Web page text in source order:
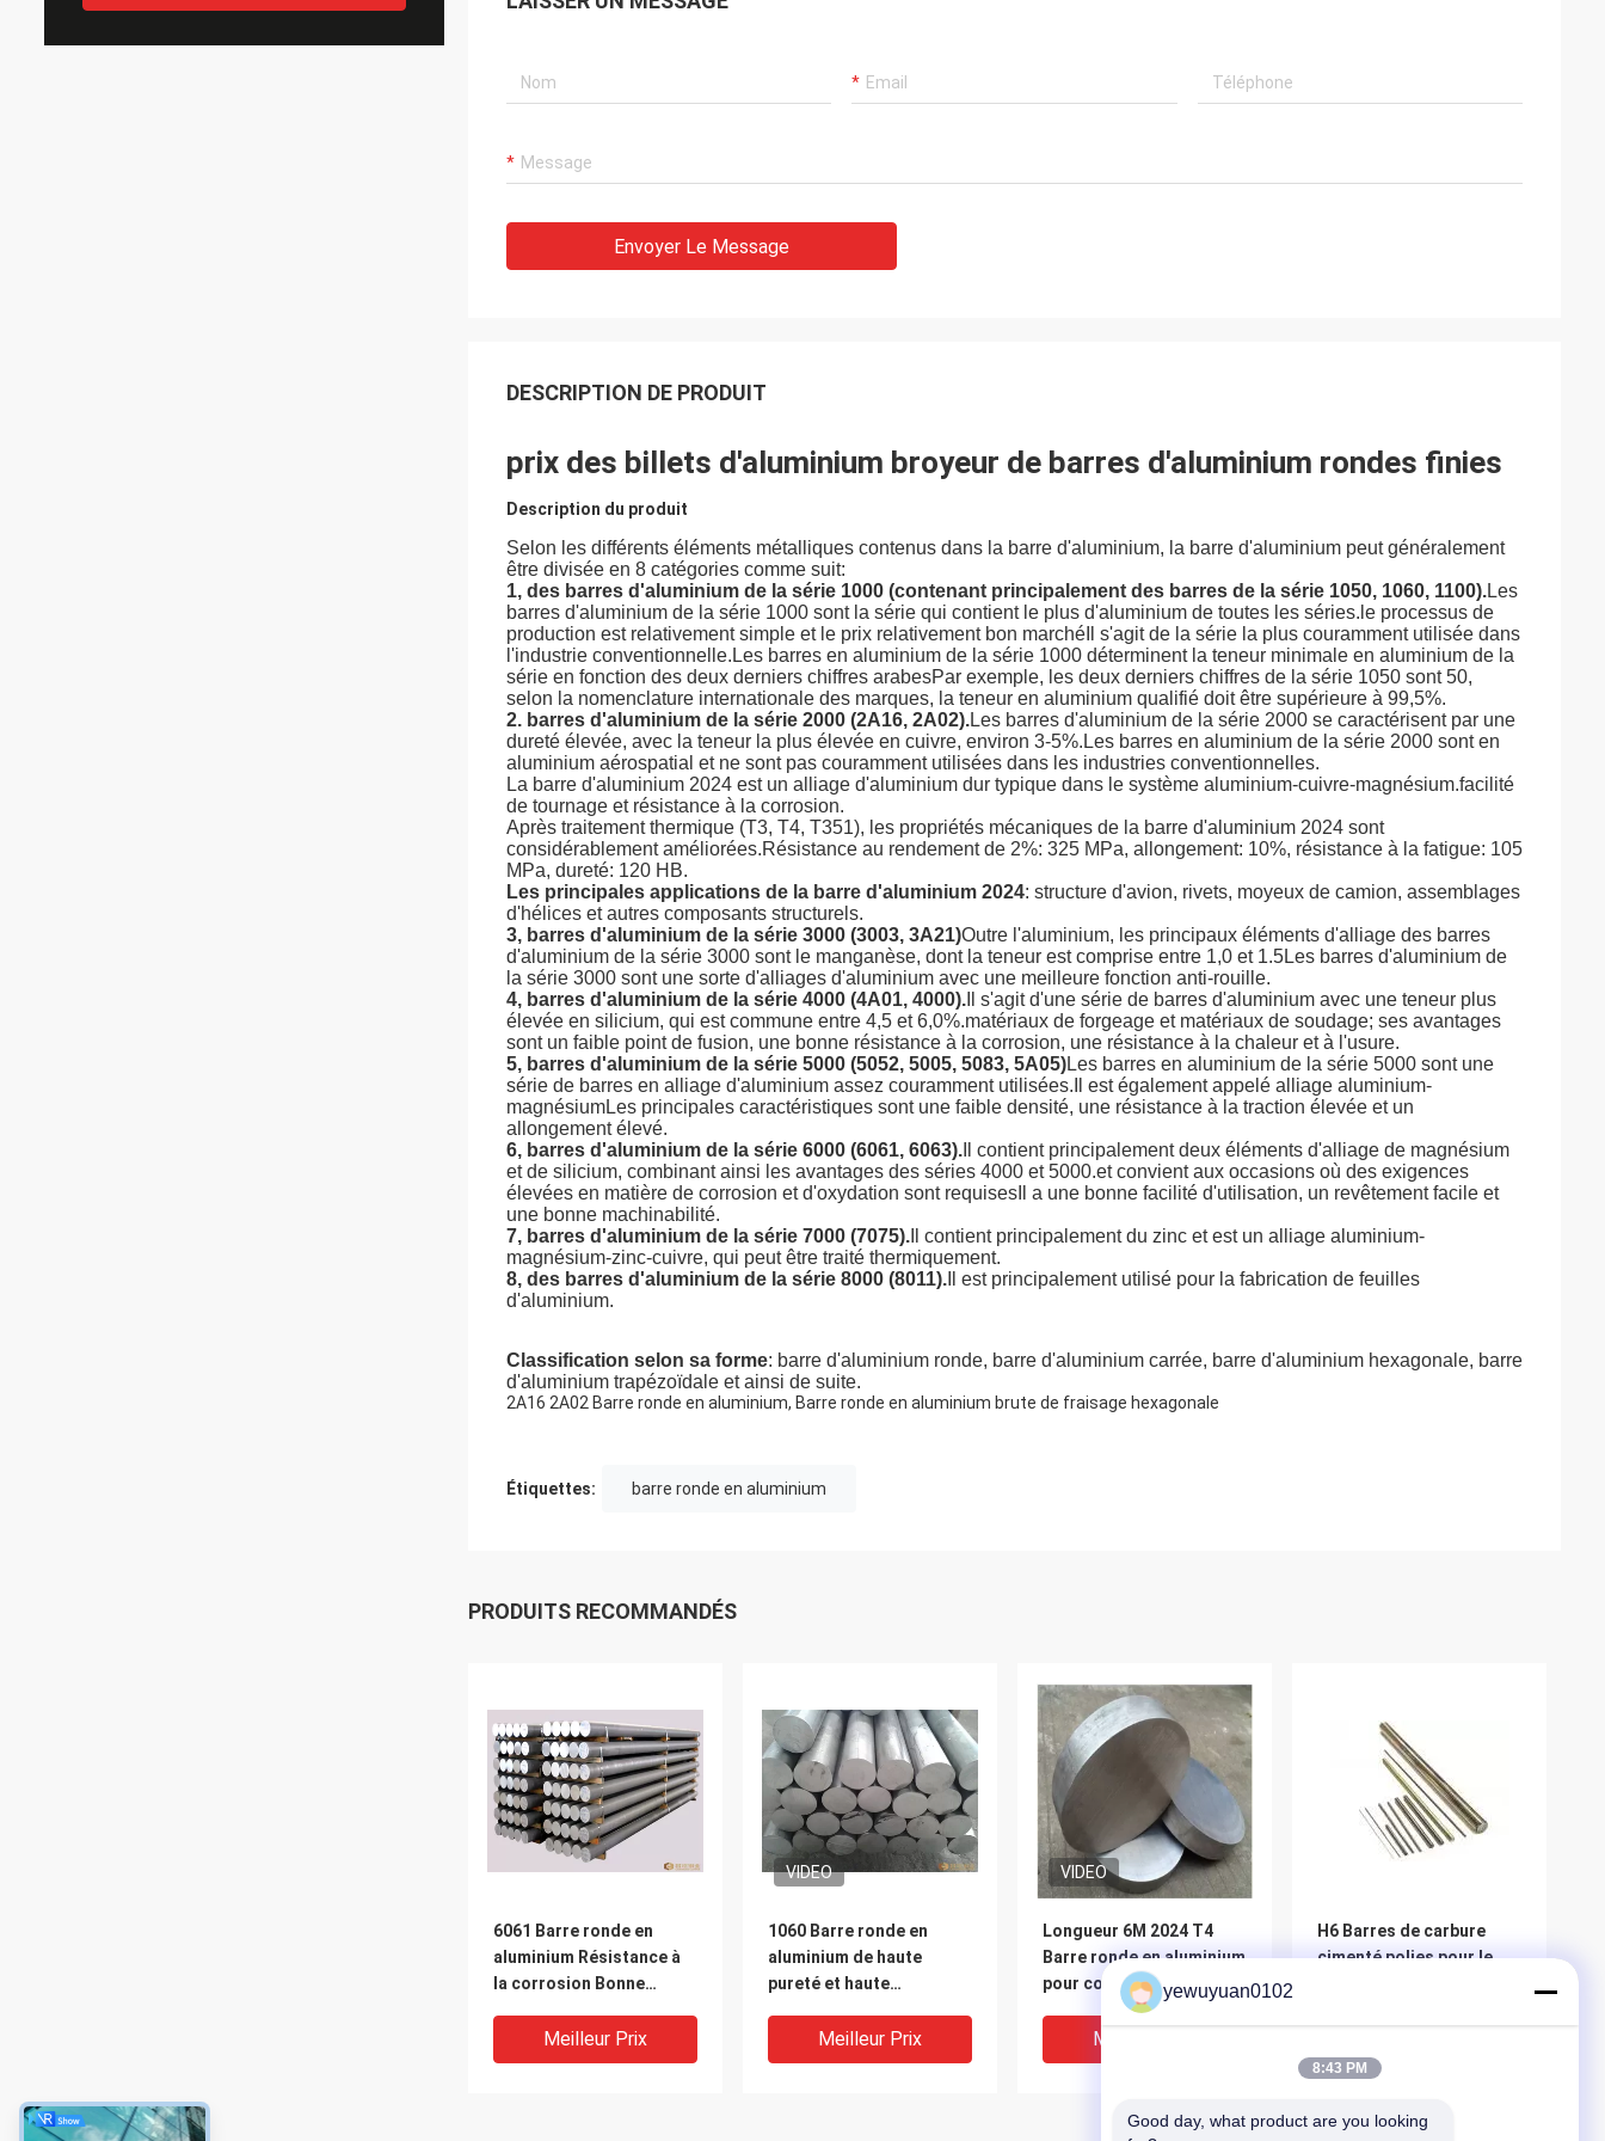
Envoyer Le Message
DESCRIPTION DE PRODUIT
prix des billets d'aluminium broyeur de barres d'aluminium rondes finies
Description du produit
Selon les différents éléments métalliques contenus dans la barre d'aluminium, la barre d'aluminium peut généralement
être divisée en 8 catégories comme suit:
1, des barres d'aluminium de la série 1000 (contenant principalement des barres de la série 1050, 1060, 1100).Les
barres d'aluminium de la série 1000 sont la série qui contient le plus d'aluminium de toutes les séries.le processus de
production est relativement simple et le prix relativement bon marchéIl s'agit de la série la plus couramment utilisée dans
l'industrie conventionnelle.Les barres en aluminium de la série 1000 déterminent la teneur minimale en aluminium de la
série en fonction des deux derniers chiffres arabesPar exemple, les deux derniers chiffres de la série 1050 sont 50,
selon la nomenclature internationale des marques, la teneur en aluminium qualifié doit être supérieure à 99,5%.
2. barres d'aluminium de la série 2000 (2A16, 2A02).Les barres d'aluminium de la série 2000 se caractérisent par une
dureté élevée, avec la teneur la plus élevée en cuivre, environ 3-5%.Les barres en aluminium de la série 2000 sont en
aluminium aérospatial et ne sont pas couramment utilisées dans les industries conventionnelles.
La barre d'aluminium 2024 est un alliage d'aluminium dur typique dans le système aluminium-cuivre-magnésium.facilité
de tournage et résistance à la corrosion.
Après traitement thermique (T3, T4, T351), les propriétés mécaniques de la barre d'aluminium 2024 sont
considérablement améliorées.Résistance au rendement de 2%: 325 MPa, allongement: 10%, résistance à la fatigue: 105
MPa, dureté: 120 HB.
Les principales applications de la barre d'aluminium 2024: structure d'avion, rivets, moyeux de camion, assemblages
d'hélices et autres composants structurels.
3, barres d'aluminium de la série 3000 (3003, 3A21)Outre l'aluminium, les principaux éléments d'alliage des barres
d'aluminium de la série 3000 sont le manganèse, dont la teneur est comprise entre 1,0 et 1.5Les barres d'aluminium de
la série 3000 sont une sorte d'alliages d'aluminium avec une meilleure fonction anti-rouille.
4, barres d'aluminium de la série 4000 (4A01, 4000). Il s'agit d'une série de barres d'aluminium avec une teneur plus
élevée en silicium, qui est commune entre 4,5 et 6,0%.matériaux de forgeage et matériaux de soudage; ses avantages
sont un faible point de fusion, une bonne résistance à la corrosion, une résistance à la chaleur et à l'usure.
5, barres d'aluminium de la série 5000 (5052, 5005, 5083, 5A05)Les barres en aluminium de la série 5000 sont une
série de barres en alliage d'aluminium assez couramment utilisées.Il est également appelé alliage aluminium-
magnésiumLes principales caractéristiques sont une faible densité, une résistance à la traction élevée et un
allongement élevé.
6, barres d'aluminium de la série 6000 (6061, 6063). Il contient principalement deux éléments d'alliage de magnésium
et de silicium, combinant ainsi les avantages des séries 4000 et 5000.et convient aux occasions où des exigences
élevées en matière de corrosion et d'oxydation sont requisesIl a une bonne facilité d'utilisation, un revêtement facile et
une bonne machinabilité.
7, barres d'aluminium de la série 7000 (7075). Il contient principalement du zinc et est un alliage aluminium-
magnésium-zinc-cuivre, qui peut être traité thermiquement.
8, des barres d'aluminium de la série 8000 (8011). Il est principalement utilisé pour la fabrication de feuilles
d'aluminium.
Classification selon sa forme: barre d'aluminium ronde, barre d'aluminium carrée, barre d'aluminium hexagonale, barre
d'aluminium trapézoïdale et ainsi de suite.
2A16 2A02 Barre ronde en aluminium, Barre ronde en aluminium brute de fraisage hexagonale
Étiquettes: barre ronde en aluminium
PRODUITS RECOMMANDÉS
6061 Barre ronde en
aluminium Résistance à
la corrosion Bonne
Meilleur Prix
VIDEO
1060 Barre ronde en
aluminium de haute
pureté et haute
Meilleur Prix
VIDEO
Longueur 6M 2024 T4
Barre ronde en aluminium
pour composants
structurels d'aéronefs
Meilleur Prix
H6 Barres de carbure
cimenté polies pour le
yewuyuan0102
8:43 PM
Good day, what product are you looking